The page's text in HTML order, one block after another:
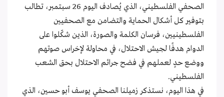
الصحفي الفلسطيني، الذي يُصادف اليوم 26 سبتمبر، تطالب
بتوفير كل أشكال الحماية والتضامن مع الصحفيين
الفلسطينيين، فرسان الكلمة والصورة، الذين شكّلوا على
الدوام هدفًا لجيش الاحتلال، في محاولة لإخراس صوتهم
ووضع حدٍ لعملهم في فضح جرائم الاحتلال بحق الشعب
الفلسطيني.
في هذا اليوم، نستذكر زميلنا الصحفي يوسف أبو حسين، الذي